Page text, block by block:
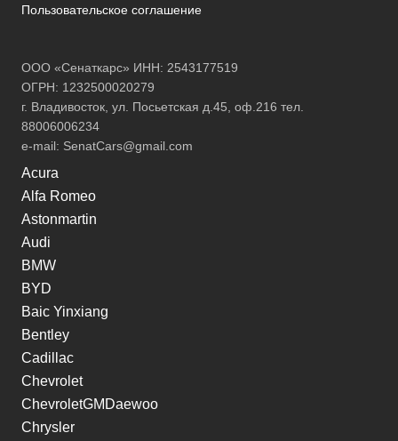
Пользовательское соглашение
ООО «Сенаткарс» ИНН: 2543177519
ОГРН: 1232500020279
г. Владивосток, ул. Посьетская д.45, оф.216 тел.
88006006234
e-mail: SenatCars@gmail.com
Acura
Alfa Romeo
Astonmartin
Audi
BMW
BYD
Baic Yinxiang
Bentley
Cadillac
Chevrolet
ChevroletGMDaewoo
Chrysler